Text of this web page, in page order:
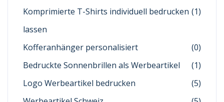
Komprimierte T-Shirts individuell bedrucken
lassen
(1)
Kofferanhänger personalisiert
(0)
Bedruckte Sonnenbrillen als Werbeartikel
(1)
Logo Werbeartikel bedrucken
(5)